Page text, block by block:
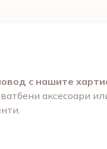
с нашите
аксесоари